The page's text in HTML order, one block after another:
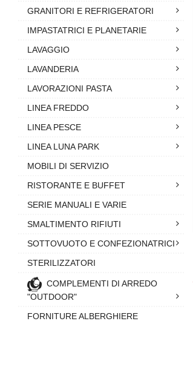
GRANITORI E REFRIGERATORI
IMPASTATRICI E PLANETARIE
LAVAGGIO
LAVANDERIA
LAVORAZIONI PASTA
LINEA FREDDO
LINEA PESCE
LINEA LUNA PARK
MOBILI DI SERVIZIO
RISTORANTE E BUFFET
SERIE MANUALI E VARIE
SMALTIMENTO RIFIUTI
SOTTOVUOTO E CONFEZIONATRICI
STERILIZZATORI
COMPLEMENTI DI ARREDO
"OUTDOOR"
FORNITURE ALBERGHIERE